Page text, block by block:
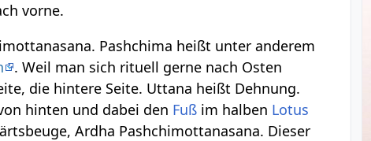
vorne.
Pashchima heißt unter anderem
. Weil man sich rituell gerne nach Osten
die hintere Seite. Uttana heißt Dehnung.
hinten und dabei den Fuß im halben Lotus
Ardha Pashchimottanasana. Dieser